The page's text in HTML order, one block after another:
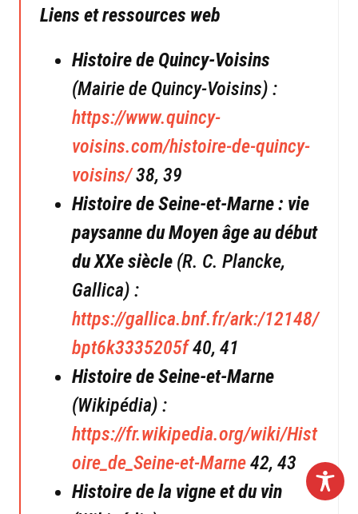
Liens et ressources web
Histoire de Quincy-Voisins
(Mairie de Quincy-Voisins) :
https://www.quincy-
voisins.com/histoire-de-quincy-
voisins/38, 39
Histoire de Seine-et-Marne : vie
paysanne du Moyen âge au début
du XXe siècle (R. C. Plancke,
Gallica) :
https://gallica.bnf.fr/ark:/12148/
bpt6k3335205f40, 41
Histoire de Seine-et-Marne
(Wikipédia) :
https://fr.wikipedia.org/wiki/Hist
oire_de_Seine-et-Marne42, 43
Histoire de la vigne et du vin